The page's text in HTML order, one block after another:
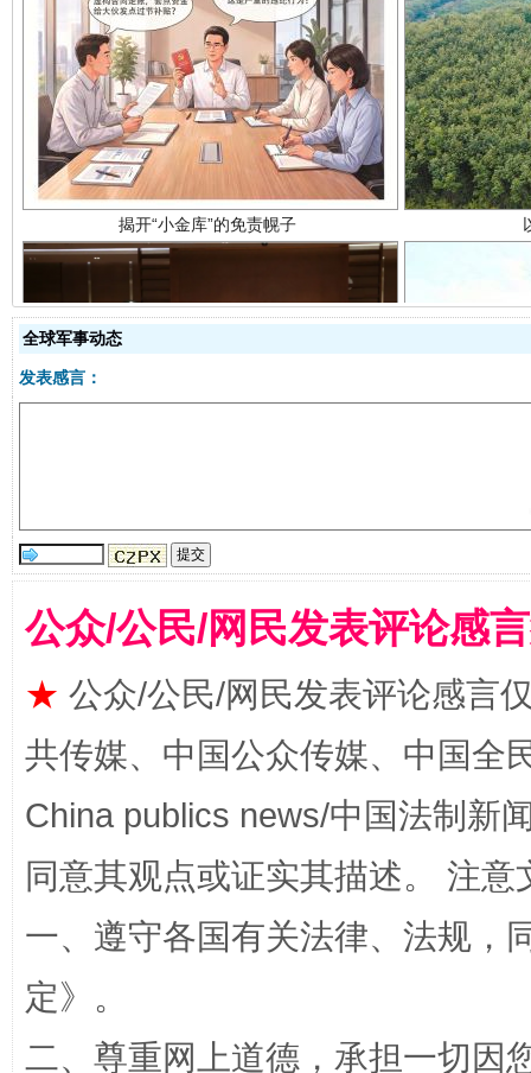
揭开“小金库”的免责幌子
受贿1.44亿！段成刚被判无期 从幼
全民健身五年计划来了！等你上场
全球军事动态
发表感言：
公众/公民/网民发表评论感
★ 公众/公民/网民发表评论感言
共传媒、中国公众传媒、中国全
China publics news/中国法制新
同意其观点或证实其描述。 注
一、遵守各国有关法律、法规，
定》。
二、尊重网上道德，承担一切因